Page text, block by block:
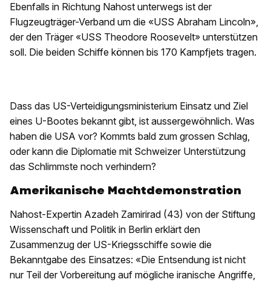
Ebenfalls in Richtung Nahost unterwegs ist der
Flugzeugträger-Verband um die «USS Abraham Lincoln»,
der den Träger «USS Theodore Roosevelt» unterstützen
soll. Die beiden Schiffe können bis 170 Kampfjets tragen.
Dass das US-Verteidigungsministerium Einsatz und Ziel
eines U-Bootes bekannt gibt, ist aussergewöhnlich. Was
haben die USA vor? Kommts bald zum grossen Schlag,
oder kann die Diplomatie mit Schweizer Unterstützung
das Schlimmste noch verhindern?
Amerikanische Machtdemonstration
Nahost-Expertin Azadeh Zamirirad (43) von der Stiftung
Wissenschaft und Politik in Berlin erklärt den
Zusammenzug der US-Kriegsschiffe sowie die
Bekanntgabe des Einsatzes: «Die Entsendung ist nicht
nur Teil der Vorbereitung auf mögliche iranische Angriffe,